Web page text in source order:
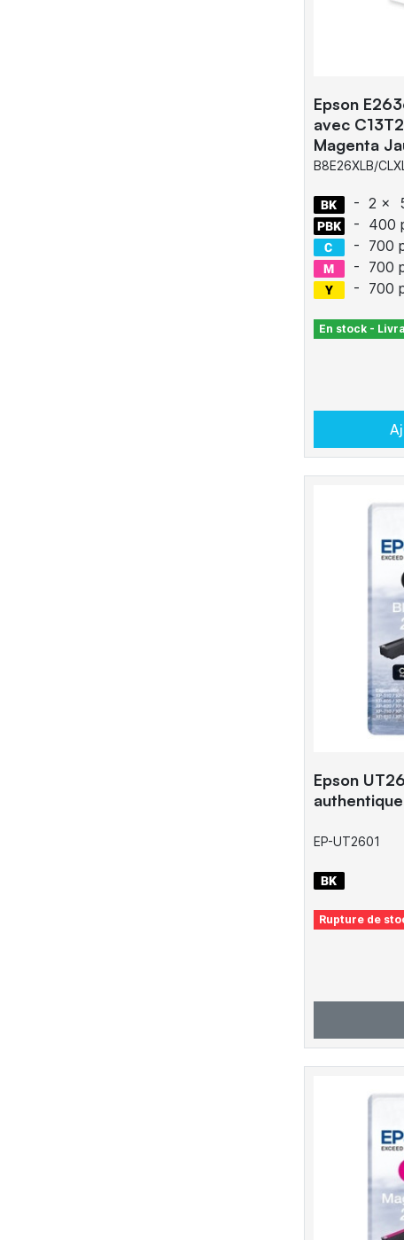
Epson
avec
Magenta
B8E26XLB/
- 2 x
- 400
- 700
- 700
- 700
En stock -
Epson
EP-UT2601
Rupture de